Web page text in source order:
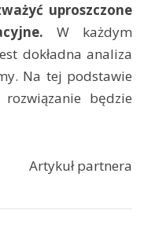
uproszczone
W każdym
dokładna analiza
Na tej podstawie
będzie
Artykuł partnera